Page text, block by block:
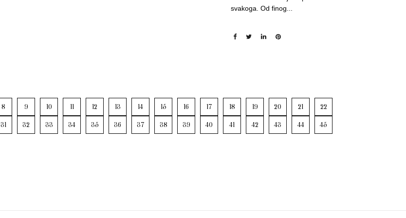
svakoga. Od finog...
8 9 10 11 12 13 14 15 16 17 18 19 20 21 22
31 32 33 34 35 36 37 38 39 40 41 42 43 44 45